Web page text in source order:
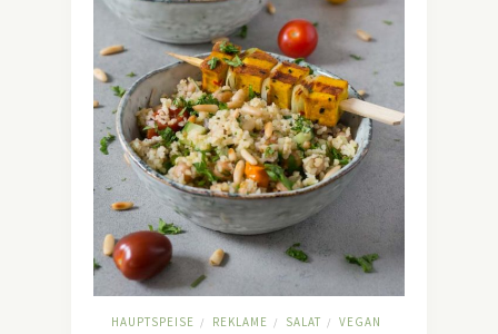
HAUPTSPEISE / REKLAME / SALAT / VEGAN